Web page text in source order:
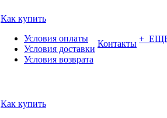
Как купить
Условия оплаты
Условия доставки
Условия возврата
Контакты +
Как купить